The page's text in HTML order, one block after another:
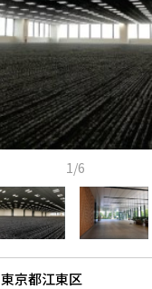
1/6
東京都江東区